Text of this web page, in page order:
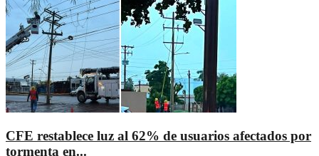
CFE restablece luz al 62% de usuarios afectados por
tormenta en...